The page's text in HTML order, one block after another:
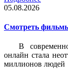
05.08.2026
Смотреть
В
онлайн стала
миллионов людей